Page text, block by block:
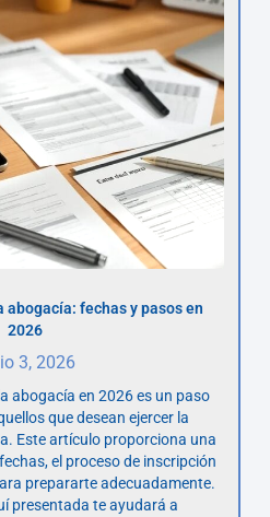
abogacía: fechas y pasos en
2026
3, 2026
abogacía en 2026 es un paso
que desean ejercer la
Este artículo proporciona una
el proceso de inscripción
prepararte adecuadamente.
presentada te ayudará a